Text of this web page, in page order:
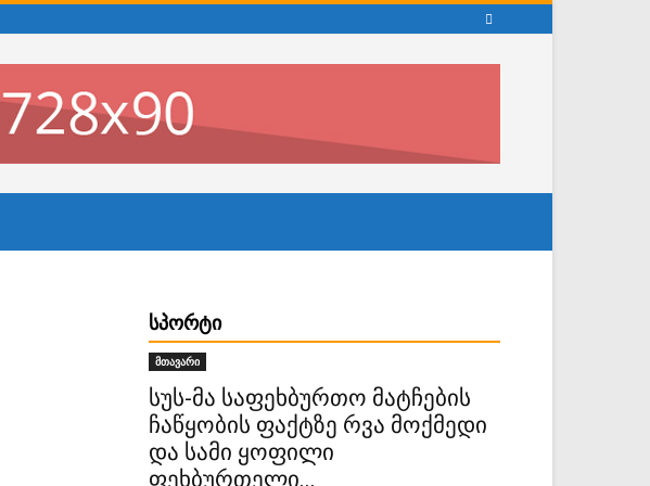
ᲡᲞᲝᲠᲢᲘ
მთავარი
სუს-მა საფეხბურთო მატჩების
ჩაწყობის ფაქტზე რვა მოქმედი
და სამი ყოფილი
ფეხბურთელი...